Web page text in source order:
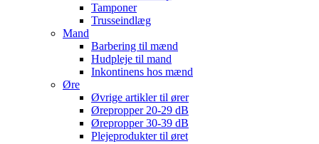
Tamponer
Trusseindlæg
Mand
Barbering til mænd
Hudpleje til mand
Inkontinens hos mænd
Øre
Øvrige artikler til ører
Ørepropper 20-29 dB
Ørepropper 30-39 dB
Plejeprodukter til øret